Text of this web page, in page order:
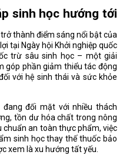
sinh học hướng tới
thành điểm sáng nổi bật của
tại Ngày hội Khởi nghiệp quốc
trừ sâu sinh học – một giải
góp phần giảm thiểu tác động
với hệ sinh thái và sức khỏe
đối mặt với nhiều thách
tồn dư hóa chất trong nông
chuẩn an toàn thực phẩm, việc
sinh học thay thế thuốc bảo
xem là xu hướng tất yếu.